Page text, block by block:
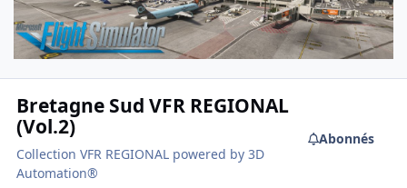
Bretagne Sud VFR REGIONAL
(Vol.2)
Collection VFR REGIONAL powered by 3D
Automation®
Abonnés